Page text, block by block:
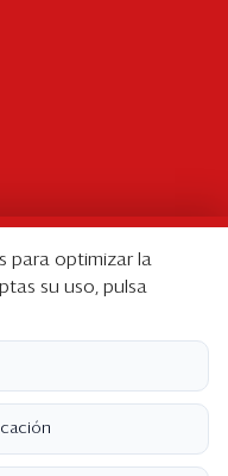
para optimizar la
su uso, pulsa